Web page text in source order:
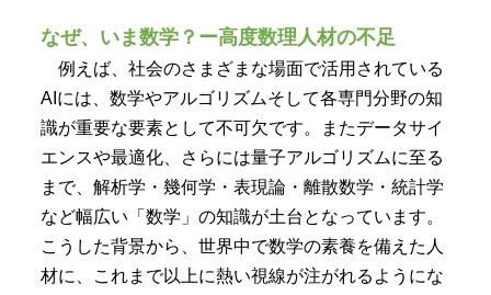
なぜ、いま数学？ー高度数理人材の不足
例えば、社会のさまざまな場面で活用されている
AIには、数学やアルゴリズムそして各専門分野の知
識が重要な要素として不可欠です。またデータサイ
エンスや最適化、さらには量子アルゴリズムに至る
まで、解析学・幾何学・表現論・離散数学・統計学
など幅広い「数学」の知識が土台となっています。
こうした背景から、世界中で数学の素養を備えた人
材に、これまで以上に熱い視線が注がれるようにな